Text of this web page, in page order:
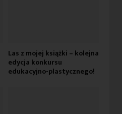
Las z mojej książki – kolejna
edycja konkursu
edukacyjno-plastycznego!